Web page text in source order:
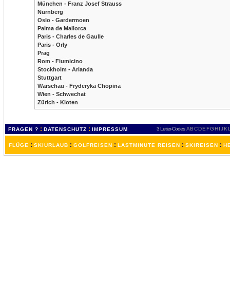
München - Franz Josef Strauss
Nürnberg
Oslo - Gardermoen
Palma de Mallorca
Paris - Charles de Gaulle
Paris - Orly
Prag
Rom - Fiumicino
Stockholm - Arlanda
Stuttgart
Warschau - Fryderyka Chopina
Wien - Schwechat
Zürich - Kloten
FRAGEN ? : DATENSCHUTZ : IMPRESSUM 3 Letter-Codes ABCDEFGH IJKL
FLÜGE : SKIURLAUB : GOLFREISEN : LASTMINUTE REISEN : SKIREISEN :